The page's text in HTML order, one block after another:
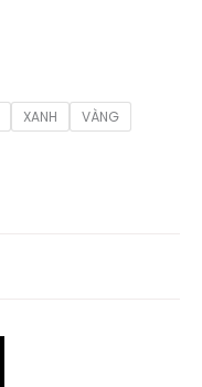
XANH
VÀNG